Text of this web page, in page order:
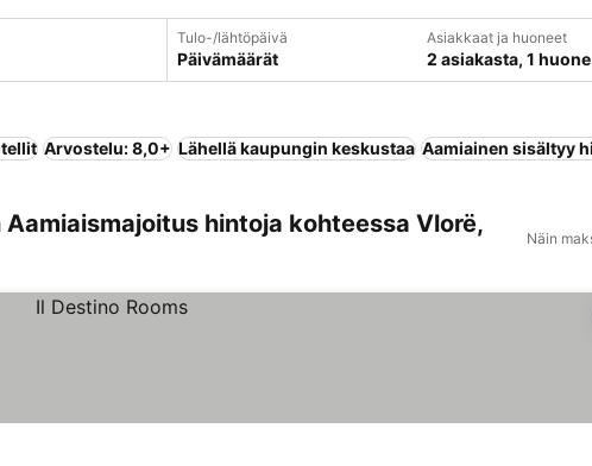
Tulo-/lähtöpäivä
Päivämäärät
Asiakkaat ja huoneet
2 asiakasta, 1 huone
Arvostelu: 8,0+ Lähellä kaupungin keskustaa Aamiainen sisältyy
hintoja kohteessa Vlorë,
Näin